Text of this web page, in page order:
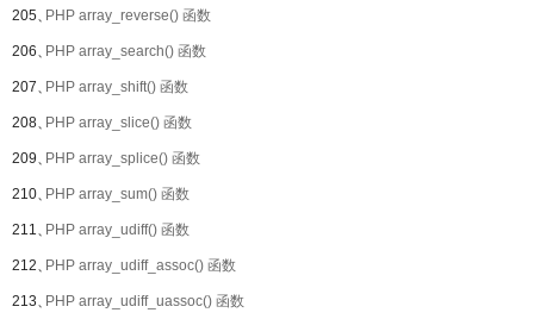
205、PHP array_reverse() 函数
206、PHP array_search() 函数
207、PHP array_shift() 函数
208、PHP array_slice() 函数
209、PHP array_splice() 函数
210、PHP array_sum() 函数
211、PHP array_udiff() 函数
212、PHP array_udiff_assoc() 函数
213、PHP array_udiff_uassoc() 函数